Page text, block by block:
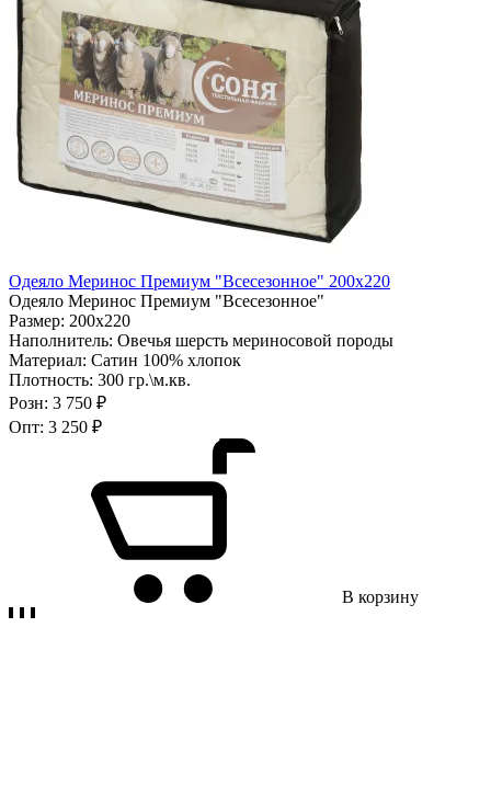
Одеяло Меринос Премиум "Всесезонное" 200х220
Одеяло Меринос Премиум "Всесезонное"
Размер: 200х220
Наполнитель: Овечья шерсть мериносовой породы
Материал: Сатин 100% хлопок
Плотность: 300 гр.\м.кв.
Розн: 3 750 ₽
Опт: 3 250 ₽
В корзину